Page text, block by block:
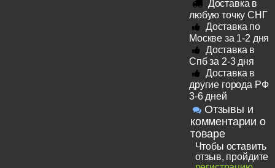
Доставка в
любую точку СНГ
Доставка по
Москве за 1-2 дня
Доставка в
Спб за 2-3 дня
Доставка в
другие города РФ
3-6 дней
Отзывы и
комментарии о
товаре
Чтобы оставить
отзыв, пройдите